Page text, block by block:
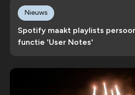
Spotify maakt playlists
functie 'User Notes'
Nieuws